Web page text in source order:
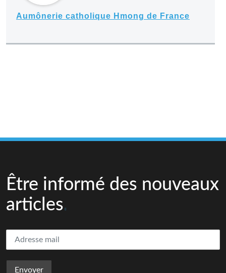
Aumônerie catholique Hmong de France
Être informé des nouveaux
articles